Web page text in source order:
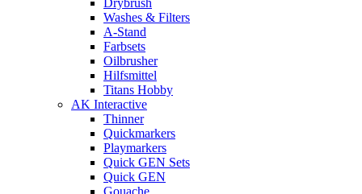
Drybrush
Washes & Filters
A-Stand
Farbsets
Oilbrusher
Hilfsmittel
Titans Hobby
AK Interactive
Thinner
Quickmarkers
Playmarkers
Quick GEN Sets
Quick GEN
Gouache